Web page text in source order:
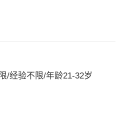
/经验不限/年龄21-32岁